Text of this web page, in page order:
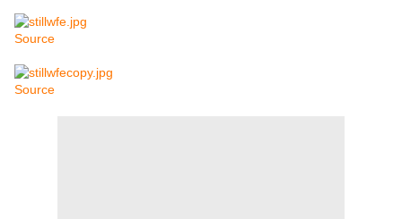
Source
Source